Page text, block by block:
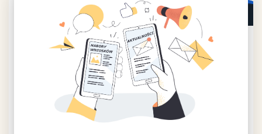
Doradztwo dla konkursu 1/PSWPR/2026
Stowarzyszenie Lokalna Grupa Działania
Gmin Dobrzyńskich Region Południe w
związku z trwającym naborem wniosków dla
konkursu 1/PSWPR/2026 Rozwój